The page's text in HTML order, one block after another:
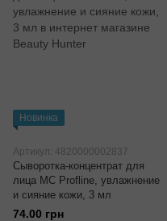
Новинка
Артикул: 4820000002837
Сыворотка-концентрат для
лица MC Profline, увлажнение
и сияние кожи, 3 мл
74.00 грн